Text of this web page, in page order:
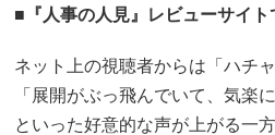
■『人事の人見』レビューサイ
ネット上の視聴者からは「ハチ
「展開がぶっ飛んでいて、気楽
といった好意的な声が上がる一